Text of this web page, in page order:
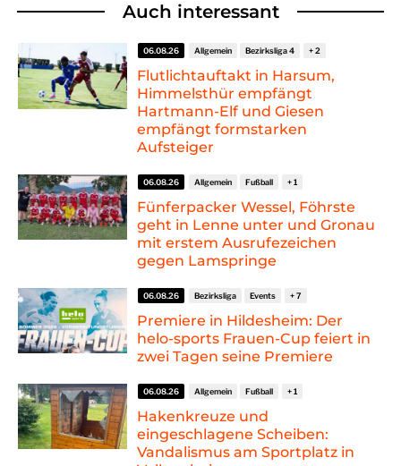
Auch interessant
Flutlichtauftakt in Harsum,
Himmelsthür empfängt
Hartmann-Elf und Giesen
empfängt formstarken
Aufsteiger
06.08.26 Allgemein Bezirksliga 4
Fünferpacker Wessel, Föhrste
geht in Lenne unter und Gronau
mit erstem Ausrufezeichen
gegen Lamspringe
06.08.26 Allgemein Fußball
Premiere in Hildesheim: Der
helo-sports Frauen-Cup feiert in
zwei Tagen seine Premiere
06.08.26 Bezirksliga Events
Hakenkreuze und
eingeschlagene Scheiben:
Vandalismus am Sportplatz in
06.08.26 Allgemein Fußball